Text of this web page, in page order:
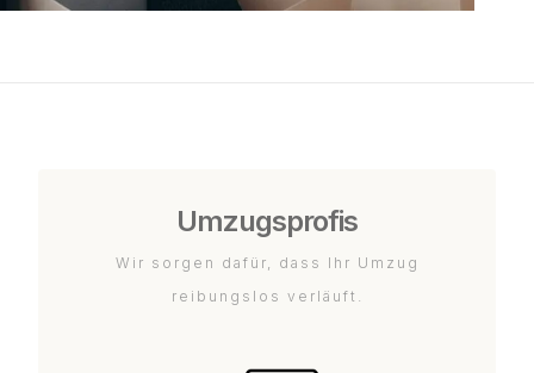
Umzugsprofis
Wir sorgen dafür, dass Ihr Umzug
reibungslos verläuft.